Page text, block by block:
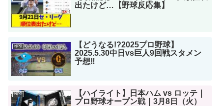
出たけど…【野球反応集】
NPB
【どうなる!?2025プロ野球】
2025.5.30中日vs巨人9回戦スタメン
予想‼
NPB
【ハイライト】日本ハム vs ロッテ｜
プロ野球オープン戦｜3月8日（火）